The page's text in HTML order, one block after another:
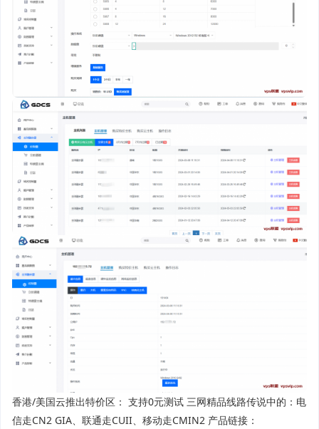
香港/美国云推出特价区： 支持0元测试 三网精品线路传说中的：电
信走CN2 GIA、联通走CUII、移动走CMIN2 产品链接：